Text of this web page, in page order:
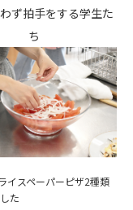
ず拍手をする学生た
ち
イスペーパーピザ2種類
た